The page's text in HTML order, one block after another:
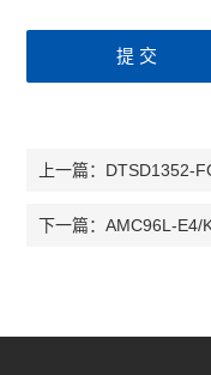
上一篇： DTSD1352-
下一篇：AMC96L-E4/